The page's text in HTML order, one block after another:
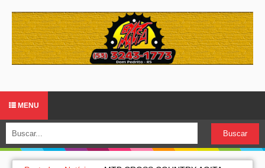
MENU